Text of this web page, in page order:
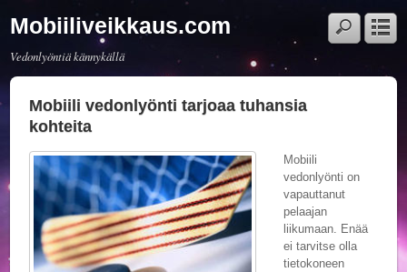
Mobiiliveikkaus.com
Vedonlyöntiä kännykällä
Mobiili vedonlyönti tarjoaa tuhansia
kohteita
Mobiili
vedonlyönti on
vapauttanut
pelaajan
liikumaan. Enää
ei tarvitse olla
tietokoneen